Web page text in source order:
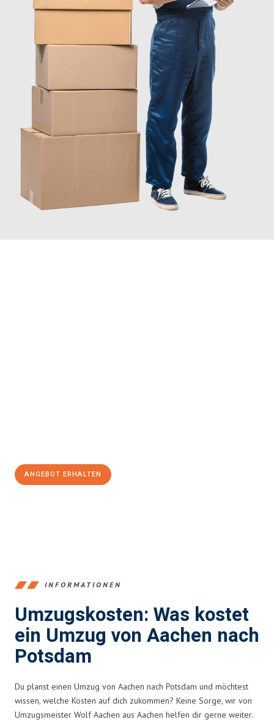
ANGEBOT ERHALTEN
INFORMATIONEN
Umzugskosten: Was kostet
ein Umzug von Aachen nach
Potsdam
Du planst einen Umzug von Aachen nach Potsdam und möchtest
wissen, welche Kosten auf dich zukommen? Keine Sorge, wir von
Umzugsmeister Wolf Aachen aus Aachen helfen dir gerne weiter.